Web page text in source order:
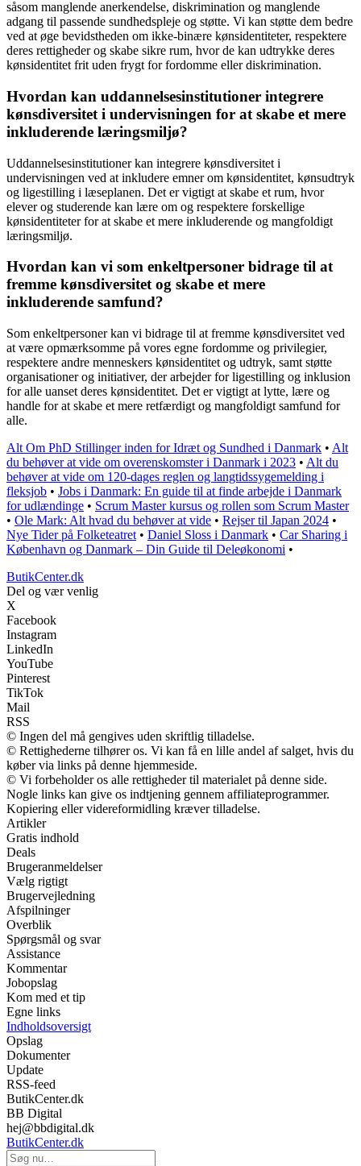
såsom manglende anerkendelse, diskrimination og manglende
adgang til passende sundhedspleje og støtte. Vi kan støtte dem bedre
ved at øge bevidstheden om ikke-binære kønsidentiteter, respektere
deres rettigheder og skabe sikre rum, hvor de kan udtrykke deres
kønsidentitet frit uden frygt for fordomme eller diskrimination.
Hvordan kan uddannelsesinstitutioner integrere
kønsdiversitet i undervisningen for at skabe et mere
inkluderende læringsmiljø?
Uddannelsesinstitutioner kan integrere kønsdiversitet i
undervisningen ved at inkludere emner om kønsidentitet, kønsudtryk
og ligestilling i læseplanen. Det er vigtigt at skabe et rum, hvor
elever og studerende kan lære om og respektere forskellige
kønsidentiteter for at skabe et mere inkluderende og mangfoldigt
læringsmiljø.
Hvordan kan vi som enkeltpersoner bidrage til at
fremme kønsdiversitet og skabe et mere
inkluderende samfund?
Som enkeltpersoner kan vi bidrage til at fremme kønsdiversitet ved
at være opmærksomme på vores egne fordomme og privilegier,
respektere andre menneskers kønsidentitet og udtryk, samt støtte
organisationer og initiativer, der arbejder for ligestilling og inklusion
for alle uanset deres kønsidentitet. Det er vigtigt at lytte, lære og
handle for at skabe et mere retfærdigt og mangfoldigt samfund for
alle.
Alt Om PhD Stillinger inden for Idræt og Sundhed i Danmark • Alt
du behøver at vide om overenskomster i Danmark i 2023 • Alt du
behøver at vide om 120-dages reglen og langtidssygemelding i
fleksjob • Jobs i Danmark: En guide til at finde arbejde i Danmark
for udlændinge • Scrum Master kursus og rollen som Scrum Master
• Ole Mark: Alt hvad du behøver at vide • Rejser til Japan 2024 •
Nye Tider på Folketeatret • Daniel Sloss i Danmark • Car Sharing i
København og Danmark – Din Guide til Deleøkonomi •
ButikCenter.dk
Del og vær venlig
X
Facebook
Instagram
LinkedIn
YouTube
Pinterest
TikTok
Mail
RSS
© Ingen del må gengives uden skriftlig tilladelse.
© Rettighederne tilhører os. Vi kan få en lille andel af salget, hvis du
køber via links på denne hjemmeside.
© Vi forbeholder os alle rettigheder til materialet på denne side.
Nogle links kan give os indtjening gennem affiliateprogrammer.
Kopiering eller videreformidling kræver tilladelse.
Artikler
Gratis indhold
Deals
Brugeranmeldelser
Vælg rigtigt
Brugervejledning
Afspilninger
Overblik
Spørgsmål og svar
Assistance
Kommentar
Jobopslag
Kom med et tip
Egne links
Indholdsoversigt
Opslag
Dokumenter
Update
RSS-feed
ButikCenter.dk
BB Digital
hej@bbdigital.dk
ButikCenter.dk